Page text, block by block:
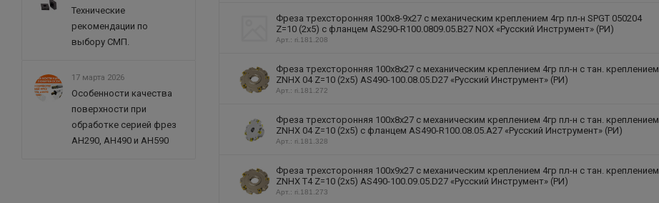
Фреза трехсторонняя 100х8-9х27 с механическим креплением 4гр пл-н SPGT 050204
Z=10 (2х5) с фланцем AS290-R100.0809.05.B27 NOX «Русский Инструмент» (РИ)
Арт.: ri.181.208
Фреза трехсторонняя 100х8х27 с механическим креплением 4гр пл-н с тан. креплением
ZNHX 04 Z=10 (2х5) AS490-100.08.05.D27 «Русский Инструмент» (РИ)
Арт.: ri.181.272
Фреза трехсторонняя 100х8х27 с механическим креплением 4гр пл-н с тан. креплением
ZNHX 04 Z=10 (2х5) с фланцем AS490-R100.08.05.A27 «Русский Инструмент» (РИ)
Арт.: ri.181.328
Фреза трехсторонняя 100х9х27 с механическим креплением 4гр пл-н с тан. креплением
ZNHX T4 Z=10 (2х5) AS490-100.09.05.D27 «Русский Инструмент» (РИ)
Арт.: ri.181.273
Технические
рекомендации по
выбору СМП.
17 марта 2026
Особенности качества
поверхности при
обработке серией фрез
AH290, AH490 и AH590